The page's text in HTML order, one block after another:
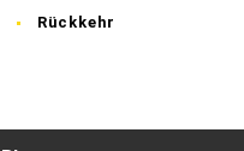
Rückkehr